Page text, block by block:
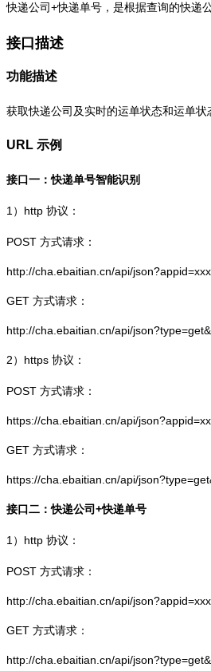
快递公司+快递单号，是根据查询的快递
接口描述
功能描述
获取快递公司及实时的运单状态和运单状
URL 示例
接口一：快递单号智能识别
1） http 协议：
POST 方式请求：
http://cha.ebaitian.cn/api/
GET 方式请求：
http://cha.ebaitian.cn/api/
2） https 协议：
POST 方式请求：
https://cha.ebaitian.cn/api/
GET 方式请求：
https://cha.ebaitian.cn/api/
接口二：快递公司+快递单号
1） http 协议：
POST 方式请求：
http://cha.ebaitian.cn/api/
GET 方式请求：
http://cha.ebaitian.cn/api/